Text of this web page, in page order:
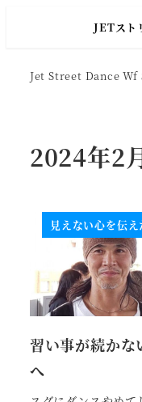
JETスト
Jet Street Dance Wf
2024年2
見えない心を伝え
習い事が続かな
へ